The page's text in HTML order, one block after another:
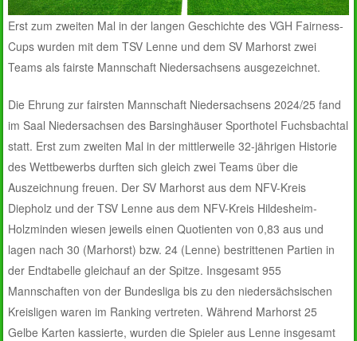
Erst zum zweiten Mal in der langen Geschichte des VGH Fairness-
Cups wurden mit dem TSV Lenne und dem SV Marhorst zwei
Teams als fairste Mannschaft Niedersachsens ausgezeichnet.
Die Ehrung zur fairsten Mannschaft Niedersachsens 2024/25 fand
im Saal Niedersachsen des Barsinghäuser Sporthotel Fuchsbachtal
statt. Erst zum zweiten Mal in der mittlerweile 32-jährigen Historie
des Wettbewerbs durften sich gleich zwei Teams über die
Auszeichnung freuen. Der SV Marhorst aus dem NFV-Kreis
Diepholz und der TSV Lenne aus dem NFV-Kreis Hildesheim-
Holzminden wiesen jeweils einen Quotienten von 0,83 aus und
lagen nach 30 (Marhorst) bzw. 24 (Lenne) bestrittenen Partien in
der Endtabelle gleichauf an der Spitze. Insgesamt 955
Mannschaften von der Bundesliga bis zu den niedersächsischen
Kreisligen waren im Ranking vertreten. Während Marhorst 25
Gelbe Karten kassierte, wurden die Spieler aus Lenne insgesamt